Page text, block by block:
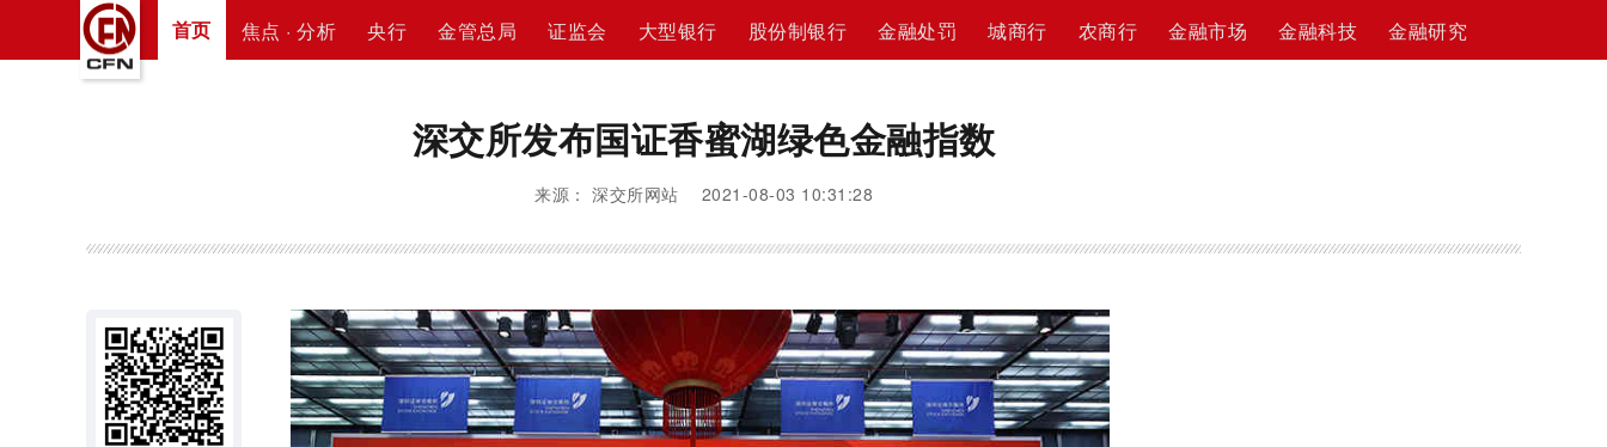
首页 焦点 · 分析 央行 金管总局 证监会 大型银行 股份制银行 金融处罚 城商行 农商行 金融市场 金融科技 金融研究
深交所发布国证香蜜湖绿色金融指数
来源： 深交所网站 2021-08-03 10:31:28